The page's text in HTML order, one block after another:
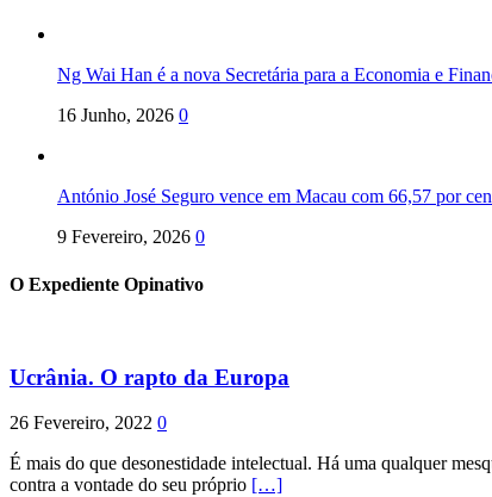
Ng Wai Han é a nova Secretária para a Economia e
16 Junho, 2026 0
António José Seguro vence em Macau com 66,57 por
9 Fevereiro, 2026 0
O Expediente Opinativo
Ucrânia. O rapto da Europa
26 Fevereiro, 2022 0
É mais do que desonestidade intelectual. Há uma qualquer
contra a vontade do seu próprio […]